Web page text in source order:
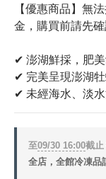
【優惠商品】無
金，購買前請先確
✔ 澎湖鮮採，肥
✔ 完美呈現澎湖
✔ 未經海水、淡
至09/30 16:00截止
全店，全館冷凍品